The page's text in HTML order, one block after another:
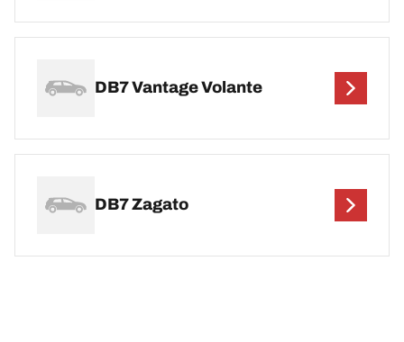
DB7 Vantage Volante
DB7 Zagato